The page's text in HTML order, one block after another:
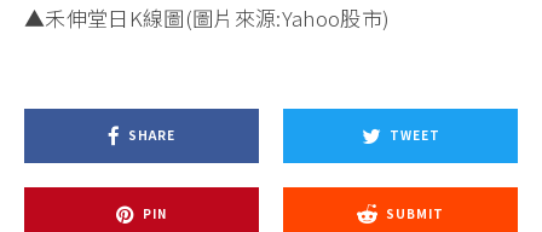
▲禾伸堂日K線圖(圖片來源:Yahoo股市)
SHARE TWEET
PIN SUBMIT